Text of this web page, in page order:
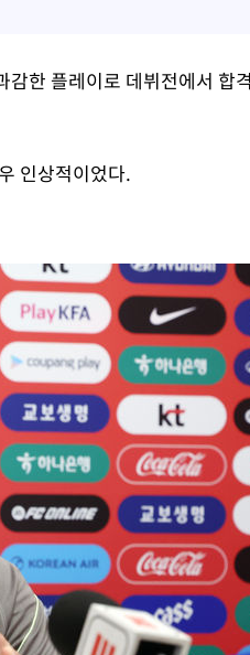
한 플레이로 데뷔전에서 합
인상적이었다.